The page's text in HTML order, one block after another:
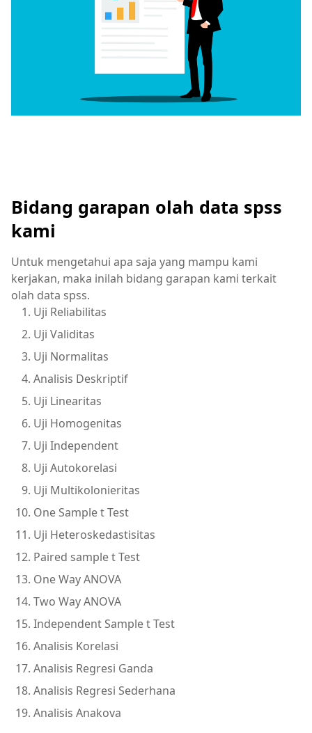
Bidang garapan olah data spss
kami
Untuk mengetahui apa saja yang mampu kami
kerjakan, maka inilah bidang garapan kami terkait
olah data spss.
Uji Reliabilitas
Uji Validitas
Uji Normalitas
Analisis Deskriptif
Uji Linearitas
Uji Homogenitas
Uji Independent
Uji Autokorelasi
Uji Multikolonieritas
One Sample t Test
Uji Heteroskedastisitas
Paired sample t Test
One Way ANOVA
Two Way ANOVA
Independent Sample t Test
Analisis Korelasi
Analisis Regresi Ganda
Analisis Regresi Sederhana
Analisis Anakova